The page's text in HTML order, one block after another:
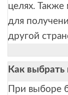
целях. Также
для
другой
Как
При выборе